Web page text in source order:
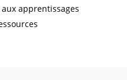
apprentissages